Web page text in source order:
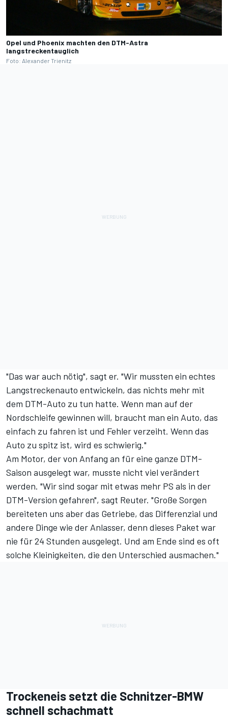
Opel und Phoenix machten den DTM-Astra
langstreckentauglich
Foto: Alexander Trienitz
"Das war auch nötig", sagt er. "Wir mussten ein echtes
Langstreckenauto entwickeln, das nichts mehr mit
dem DTM-Auto zu tun hatte. Wenn man auf der
Nordschleife gewinnen will, braucht man ein Auto, das
einfach zu fahren ist und Fehler verzeiht. Wenn das
Auto zu spitz ist, wird es schwierig."
Am Motor, der von Anfang an für eine ganze DTM-
Saison ausgelegt war, musste nicht viel verändert
werden. "Wir sind sogar mit etwas mehr PS als in der
DTM-Version gefahren", sagt Reuter. "Große Sorgen
bereiteten uns aber das Getriebe, das Differenzial und
andere Dinge wie der Anlasser, denn dieses Paket war
nie für 24 Stunden ausgelegt. Und am Ende sind es oft
solche Kleinigkeiten, die den Unterschied ausmachen."
Trockeneis setzt die Schnitzer-BMW
schnell schachmatt